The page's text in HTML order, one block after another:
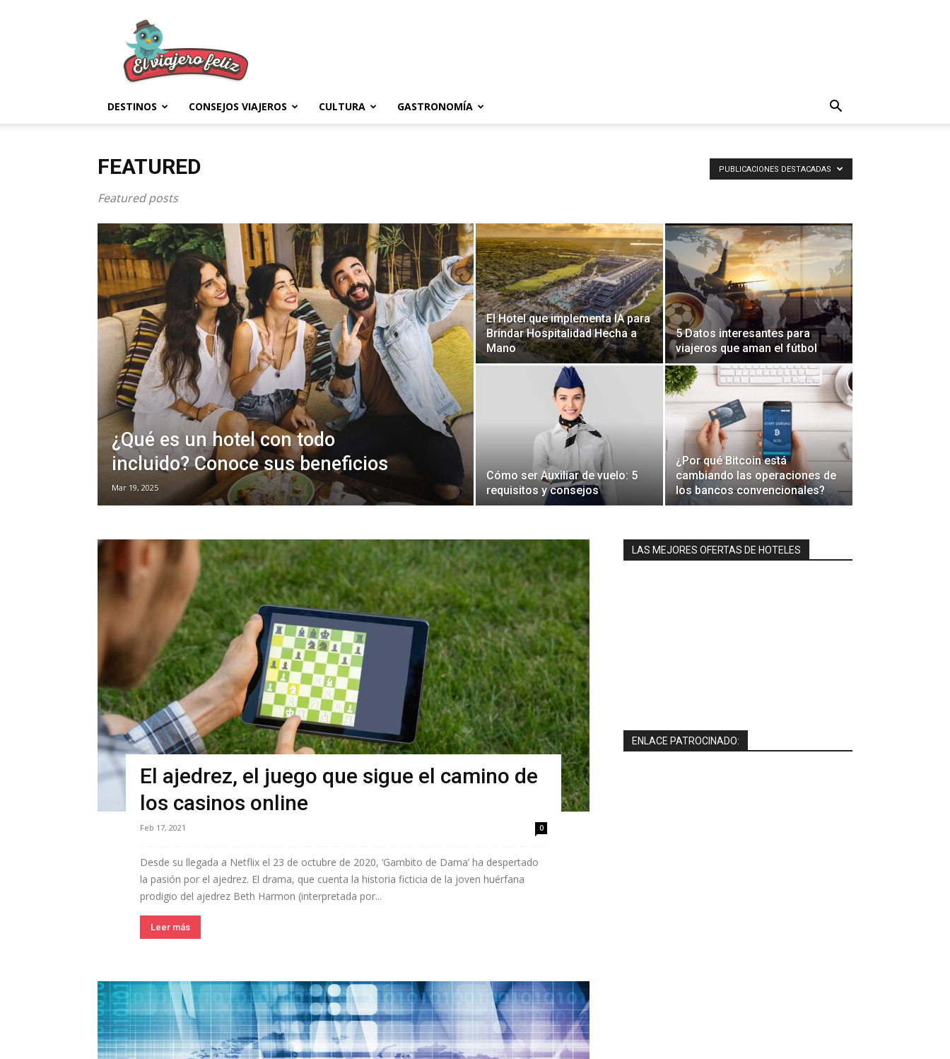
Feliz
DESTINOS CONSEJOS VIAJEROS CULTURA GASTRONOMÍA
FEATURED
Featured posts
PUBLICACIONES DESTACADAS
¿Qué es un hotel con todo
incluido? Conoce sus beneficios
Mar 19, 2025
El Hotel que implementa IA para
Brindar Hospitalidad Hecha a
Mano
5 Datos interesantes para
viajeros que aman el fútbol
Cómo ser Auxiliar de vuelo: 5
requisitos y consejos
¿Por qué Bitcoin está
cambiando las operaciones de
los bancos convencionales?
El ajedrez, el juego que sigue el camino de
los casinos online
Feb 17, 2021 0
Desde su llegada a Netflix el 23 de octubre de 2020, ‘Gambito de Dama’ ha despertado
la pasión por el ajedrez. El drama, que cuenta la historia ficticia de la joven huérfana
prodigio del ajedrez Beth Harmon (interpretada por...
Leer más
LAS MEJORES OFERTAS DE HOTELES
ENLACE PATROCINADO: